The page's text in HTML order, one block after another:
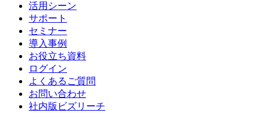
活用シーン
サポート
セミナー
導入事例
お役立ち資料
ログイン
よくあるご質問
お問い合わせ
社内版ビズリーチ